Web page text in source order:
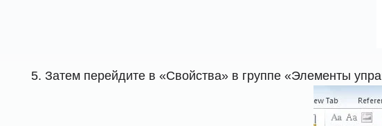
Затем перейдите в «Свойства» в группе «Элементы